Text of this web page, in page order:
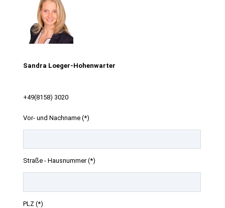
Sandra Loeger-Hohenwarter
+49(8158) 3020
Vor- und Nachname (*)
Straße - Hausnummer (*)
PLZ (*)